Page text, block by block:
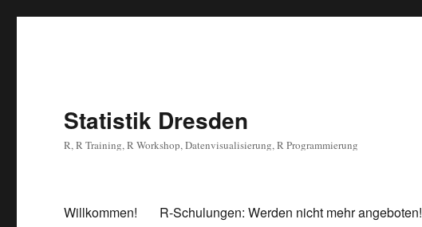
Statistik Dresden
R, R Training, R Workshop, Datenvisualisierung, R Programmierung
Willkommen! R-Schulungen: Werden nicht mehr angeboten!